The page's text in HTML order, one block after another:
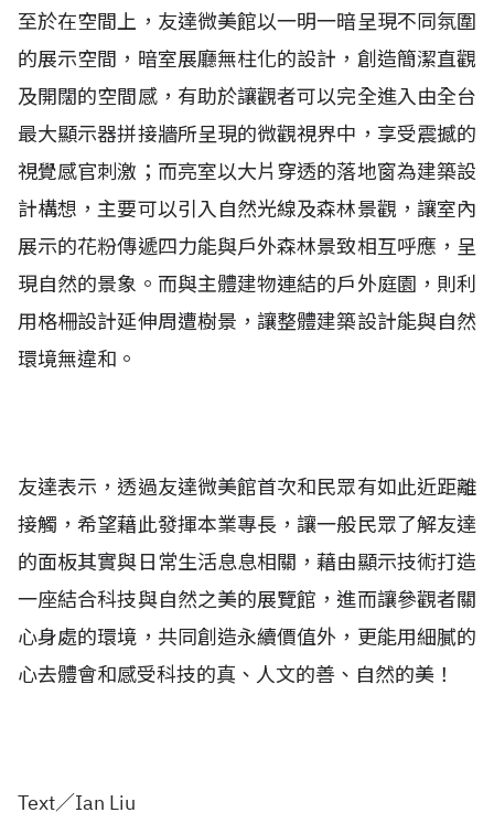
至於在空間上，友達微美館以一明一暗呈現不同氛圍
的展示空間，暗室展廳無柱化的設計，創造簡潔直觀
及開闊的空間感，有助於讓觀者可以完全進入由全台
最大顯示器拼接牆所呈現的微觀視界中，享受震撼的
視覺感官刺激；而亮室以大片穿透的落地窗為建築設
計構想，主要可以引入自然光線及森林景觀，讓室內
展示的花粉傳遞四力能與戶外森林景致相互呼應，呈
現自然的景象。而與主體建物連結的戶外庭園，則利
用格柵設計延伸周遭樹景，讓整體建築設計能與自然
環境無違和。
友達表示，透過友達微美館首次和民眾有如此近距離
接觸，希望藉此發揮本業專長，讓一般民眾了解友達
的面板其實與日常生活息息相關，藉由顯示技術打造
一座結合科技與自然之美的展覽館，進而讓參觀者關
心身處的環境，共同創造永續價值外，更能用細膩的
心去體會和感受科技的真、人文的善、自然的美！
Text／Ian Liu